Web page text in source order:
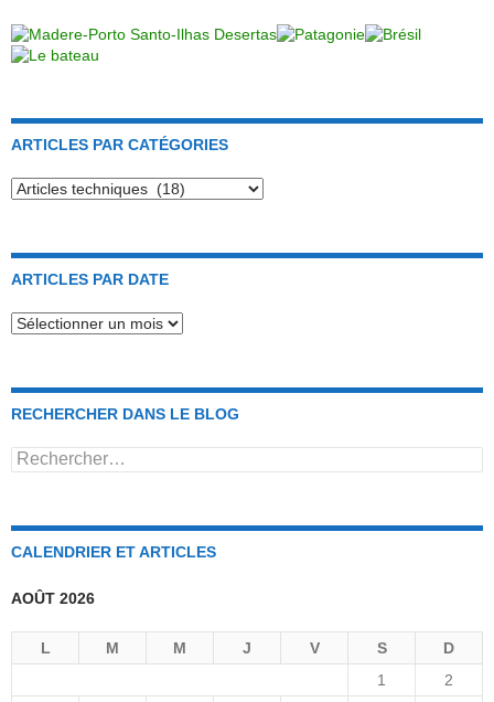
ARTICLES PAR CATÉGORIES
Articles
ARTICLES PAR DATE
Articles
RECHERCHER DANS LE BLOG
Rechercher :
CALENDRIER ET ARTICLES
AOÛT 2026
L M M J V S
D
1
2